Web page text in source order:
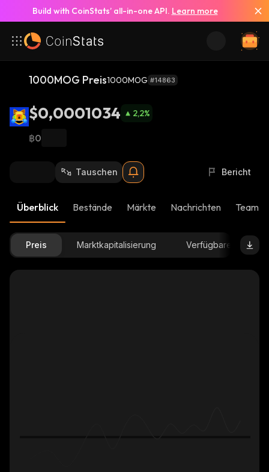
Build with CoinStats’ all-in-one API. Learn more
1000MOG Preis1000MOG #14863
$0,0001034 2,2%
฿0
Tauschen Bericht
Überblick Bestände Märkte Nachrichten Team-
Preis Marktkapitalisierung Verfügbare Menge